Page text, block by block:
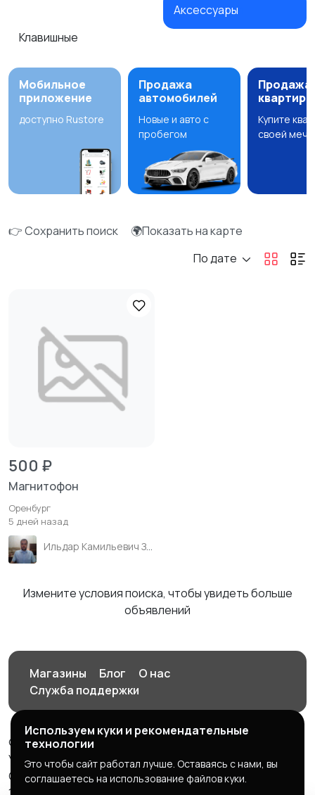
Клавишные
Аксессуары
Мобильное
приложение
доступно Rustore
Продажа
автомобилей
Новые и авто с
пробегом
Продажа
квартир
Купите
своей
👉 Сохранить поиск
🌍Показать на карте
По дате
500 ₽
Магнитофон
Оренбург
5 дней назад
Измените условия поиска, чтобы увидеть больше
объявлений
Магазины Блог
О нас
Служба поддержки
© 2026 Орен-АЙ - Авто | Недвижимость | Работа |
Услуги
Создал Карусов Е.С ООО "ЦПК" ИНН 5609203278 ОГРН
Используем куки и рекомендательные
технологии
Это чтобы сайт работал лучше. Оставаясь с нами, вы
соглашаетесь на использование файлов куки.